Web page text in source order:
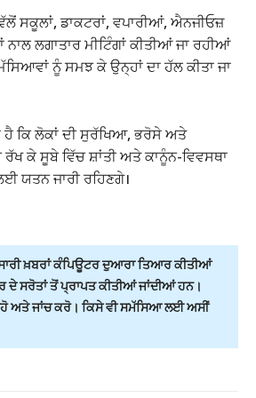
ਸਕੂਲਾਂ, ਡਾਕਟਰਾਂ, ਵਪਾਰੀਆਂ, ਐਨਜੀਓਜ਼
ਲਗਾਤਾਰ ਮੀਟਿੰਗਾਂ ਕੀਤੀਆਂ ਜਾ ਰਹੀਆਂ
ਨੂੰ ਸਮਝ ਕੇ ਉਨ੍ਹਾਂ ਦਾ ਹੱਲ ਕੀਤਾ ਜਾ
ਹੈ ਕਿ ਲੋਕਾਂ ਦੀ ਸੁਰੱਖਿਆ, ਭਰੋਸੇ ਅਤੇ
ਰੱਖ ਕੇ ਸੂਬੇ ਵਿੱਚ ਸ਼ਾਂਤੀ ਅਤੇ ਕਾਨੂੰਨ-ਵਿਵਸਥਾ
ਯਤਨ ਜਾਰੀ ਰਹਿਣਗੇ।
ਖ਼ਬਰਾਂ ਕੰਪਿਊਟਰ ਦੁਆਰਾ ਤਿਆਰ ਕੀਤੀਆਂ
ਦੇ ਸਰੋਤਾਂ ਤੋਂ ਪ੍ਰਾਪਤ ਕੀਤੀਆਂ ਜਾਂਦੀਆਂ ਹਨ।
ਅਤੇ ਜਾਂਚ ਕਰੋ। ਕਿਸੇ ਵੀ ਸਮੱਸਿਆ ਲਈ ਅਸੀਂ